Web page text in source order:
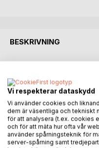
BESKRIVNING
al-Suryoyo?
Itha kan al-jawab na3em?
Falaqadd wajadta al-
Hatha al-kitab
yata3allamo al- Suryoyo-
Vi respekterar dataskydd
Vi använder cookies och
dem är väsentliga och tekniskt
för att analysera (t.ex. cookies
och för att mäta hur ofta vår
använder spårningsteknik för
server-spårning samt